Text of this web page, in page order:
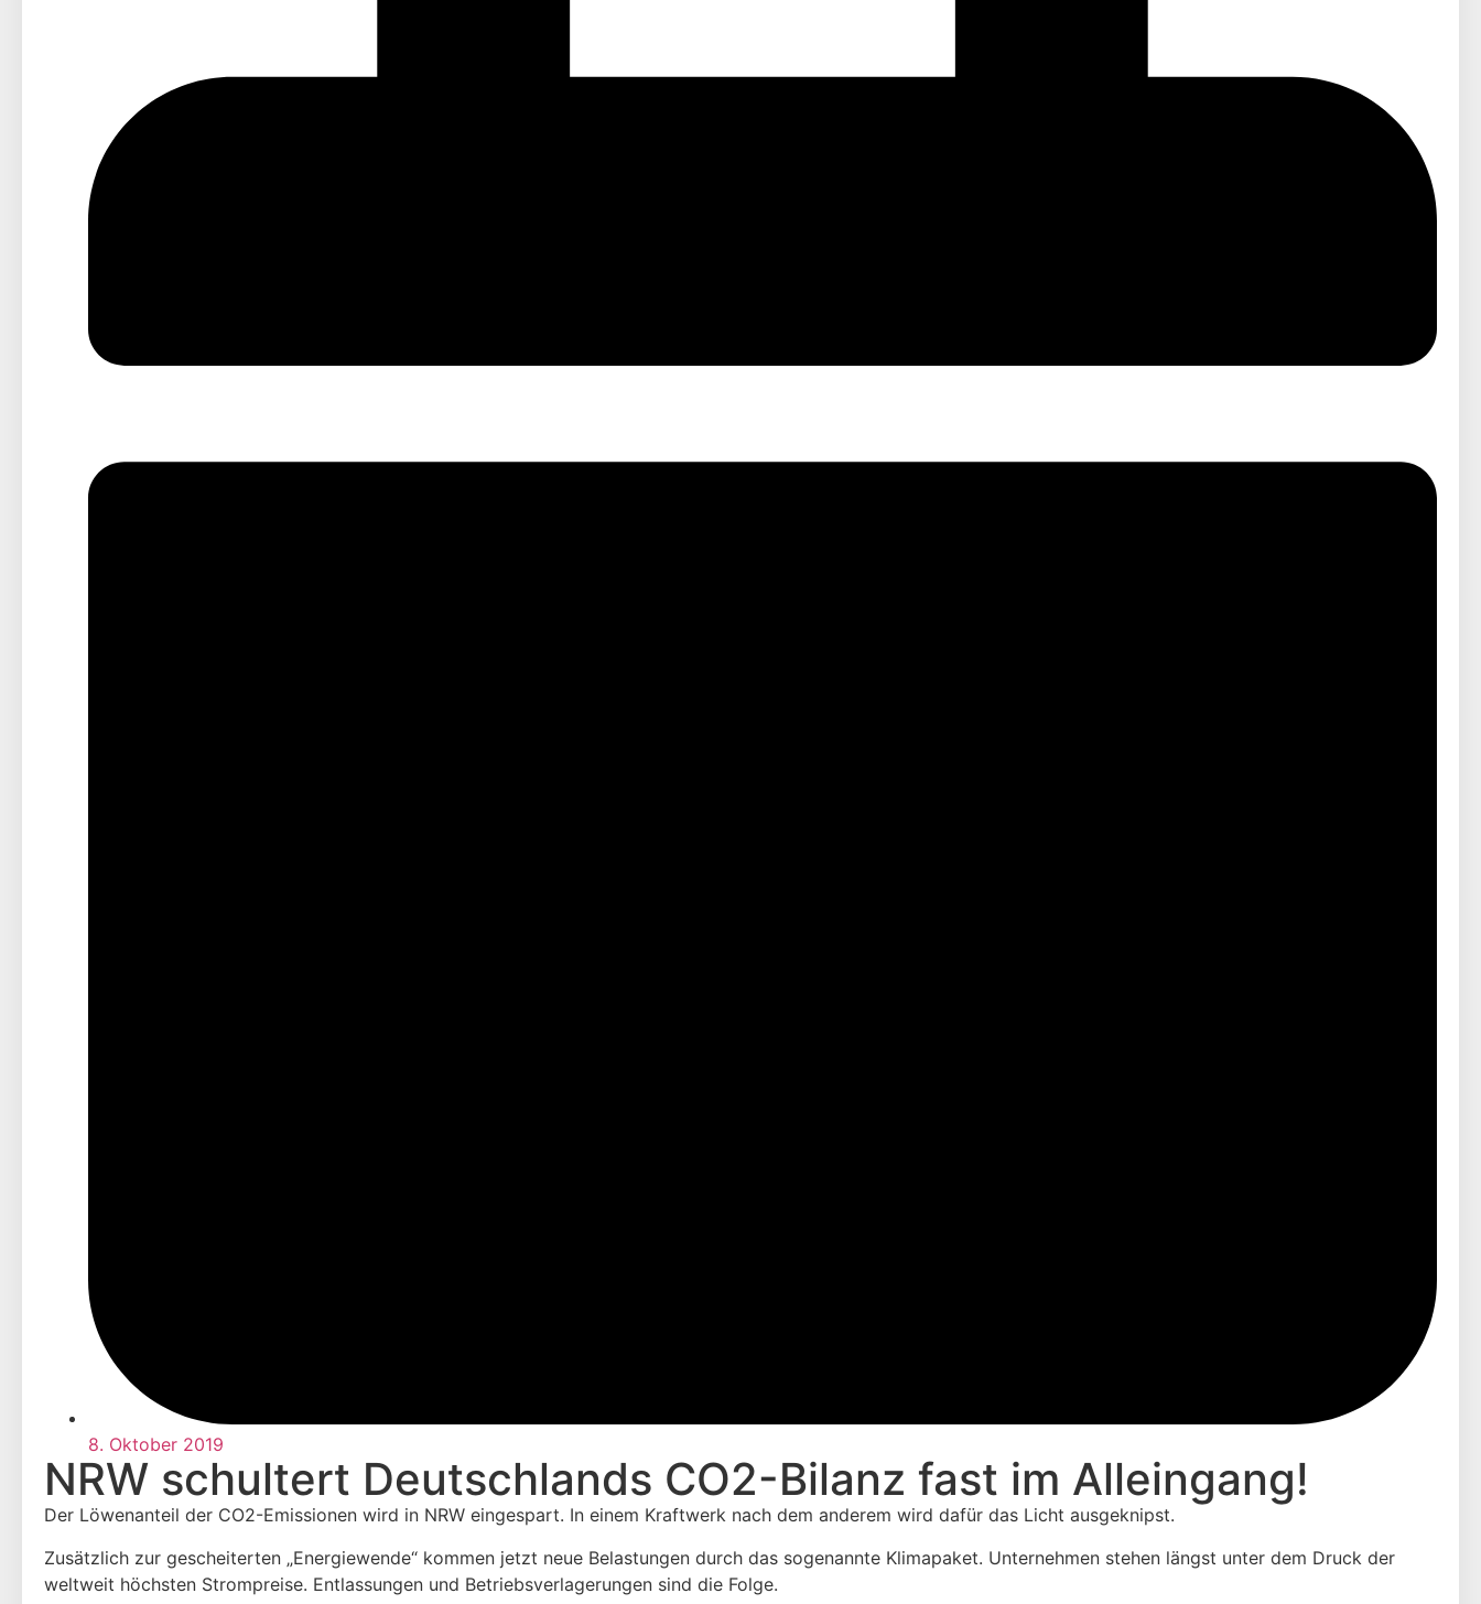
8. Oktober 2019
NRW schultert Deutschlands CO2-Bilanz fast im Alleingang!
Der Löwenanteil der CO2-Emissionen wird in NRW eingespart. In einem Kraftwerk nach dem anderem wird dafür das Licht ausgeknipst.
Zusätzlich zur gescheiterten „Energiewende“ kommen jetzt neue Belastungen durch das sogenannte Klimapaket. Unternehmen stehen längst unter dem Druck der
weltweit höchsten Strompreise. Entlassungen und Betriebsverlagerungen sind die Folge.